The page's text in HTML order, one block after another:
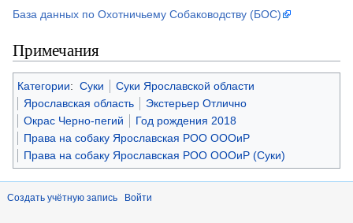
База данных по Охотничьему Собаководству (БОС)
Примечания
Категории: Суки
Суки Ярославской области
Ярославская область
Экстерьер Отлично
Окрас Черно-пегий
Год рождения 2018
Права на собаку Ярославская РОО ОООиР
Права на собаку Ярославская РОО ОООиР (Суки)
Создать учётную запись Войти